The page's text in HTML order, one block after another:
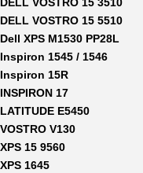
DELL VOSTRO 15 5510
Dell XPS M1530 PP28L
Inspiron 1545 / 1546
Inspiron 15R
INSPIRON 17
LATITUDE E5450
VOSTRO V130
XPS 15 9560
XPS 1645